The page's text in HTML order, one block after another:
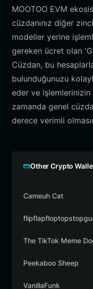
MOOTOO EVM
cüzdanınız diğer
modeller yerine
gereken ücret olan
Cüzdan, bu
bulunduğunuzu
eder ve işlemlerinizin
zamanda genel
derece verimli
Other Crypto
Cameuh Cat
The TikTok Meme
Peekaboo Sheep
VanillaFunk